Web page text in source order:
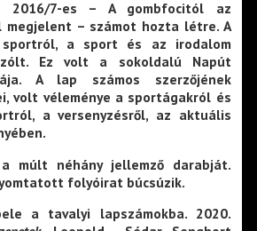
2016/7-es – A gombfocitól az
megjelent – számot hozta létre. A
a sport és az irodalom
Ez volt a sokoldalú Napút
A lap számos szerzőjének
volt véleménye a sportágakról és
a versenyzésről, az aktuális
múlt néhány jellemző darabját.
folyóirat búcsúzik.
a tavalyi lapszámokba. 2020.